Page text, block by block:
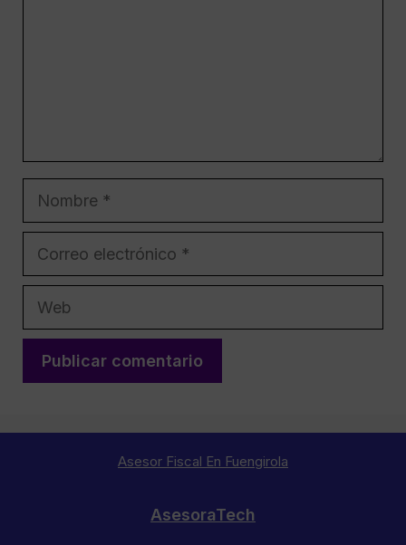
Asesor Fiscal En Fuengirola
AsesoraTech